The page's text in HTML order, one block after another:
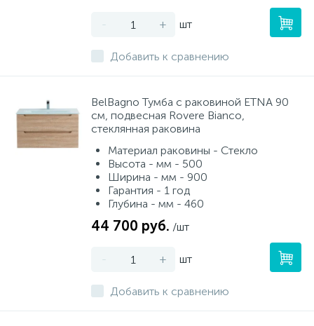
- + шт
Добавить к сравнению
BelBagno Тумба с раковиной ETNA 90
см, подвесная Rovere Bianco,
стеклянная раковина
Материал раковины - Стекло
Высота - мм - 500
Ширина - мм - 900
Гарантия - 1 год
Глубина - мм - 460
44 700 руб. /шт
- + шт
Добавить к сравнению